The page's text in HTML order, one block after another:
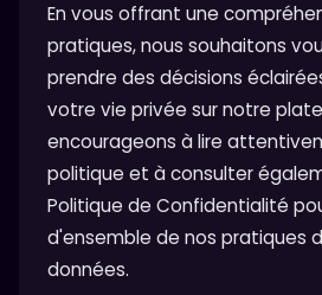
En vous offrant une
pratiques, nous souhaitons
prendre des décisions
votre vie privée sur notre
encourageons à lire
politique et à consulter
Politique de Confidentialité
d'ensemble de nos pratiques
données.